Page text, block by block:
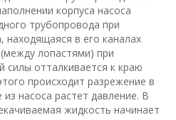
корпуса насоса
трубопровода при
находящаяся в его каналах
лопастями) при
силы отталкивается к краю
происходит разрежение в
насоса растет давление. В
жидкость начинает